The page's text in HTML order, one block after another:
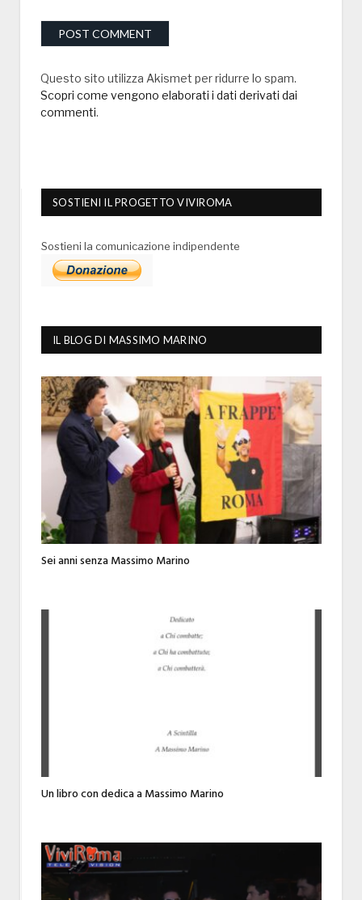
Questo sito utilizza Akismet per ridurre lo spam.
Scopri come vengono elaborati i dati derivati dai
commenti.
SOSTIENI IL PROGETTO VIVIROMA
Sostieni la comunicazione indipendente
IL BLOG DI MASSIMO MARINO
Sei anni senza Massimo Marino
Un libro con dedica a Massimo Marino